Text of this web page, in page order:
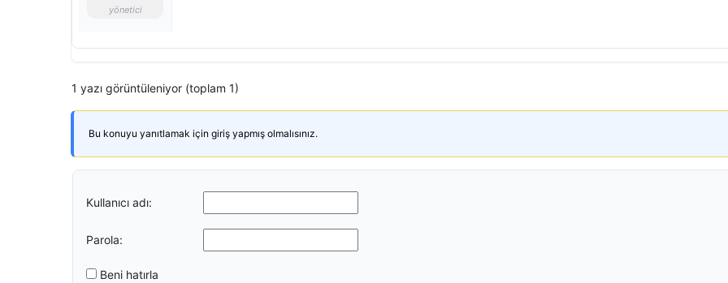
yönetici
1 yazı görüntüleniyor (toplam 1)
Bu konuyu yanıtlamak için giriş yapmış olmalısınız.
Kullanıcı adı:
Parola:
Beni hatırla